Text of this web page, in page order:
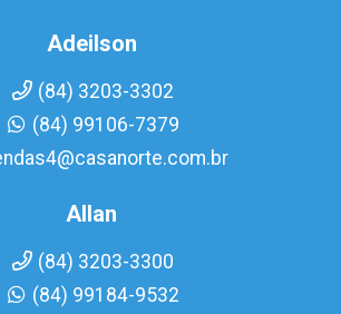
Adeilson
(84) 3203-3302
(84) 99106-7379
Allan
(84) 3203-3300
(84) 99184-9532